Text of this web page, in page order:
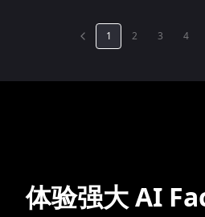
1 2 3 4
体验强大 AI